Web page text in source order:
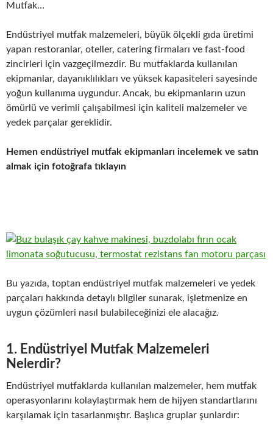
Mutfak…
Endüstriyel mutfak malzemeleri, büyük ölçekli gıda üretimi
yapan restoranlar, oteller, catering firmaları ve fast-food
zincirleri için vazgeçilmezdir. Bu mutfaklarda kullanılan
ekipmanlar, dayanıklılıkları ve yüksek kapasiteleri sayesinde
yoğun kullanıma uygundur. Ancak, bu ekipmanların uzun
ömürlü ve verimli çalışabilmesi için kaliteli malzemeler ve
yedek parçalar gereklidir.
Hemen endüstriyel mutfak ekipmanları incelemek ve satın
almak için fotoğrafa tıklayın
Bu yazıda, toptan endüstriyel mutfak malzemeleri ve yedek
parçaları hakkında detaylı bilgiler sunarak, işletmenize en
uygun çözümleri nasıl bulabileceğinizi ele alacağız.
1. Endüstriyel Mutfak Malzemeleri
Nelerdir?
Endüstriyel mutfaklarda kullanılan malzemeler, hem mutfak
operasyonlarını kolaylaştırmak hem de hijyen standartlarını
karşılamak için tasarlanmıştır. Başlıca gruplar şunlardır: